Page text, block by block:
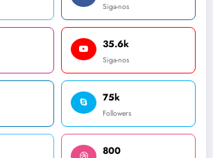
Siga-nos
35.6k
Siga-nos
75k
Followers
800